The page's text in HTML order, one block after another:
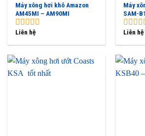
Máy xông hơi khô Amazon
AM45MI – AM90MI
5.00 out of
Liên hệ
Máy
SAM-
5.00
Liên hệ